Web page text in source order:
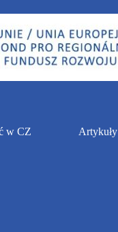
w CZ Artykuły